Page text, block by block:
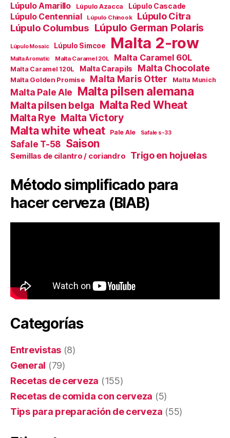
Lúpulo Amarillo Lúpulo Azacca Lúpulo Cascade
Lúpulo Centennial Lúpulo Chinook Lúpulo Citra
Lúpulo Columbus Lúpulo German Polaris
Lúpulo Mosaic Lúpulo Simcoe Malta 2-row
Malta Aromatic Malta Caramel 20L Malta Caramel 60L
Malta Caramel 120L Malta Carapils Malta Chocolate
Malta Golden Promise Malta Maris Otter Malta Munich
Malta Pale Ale Malta pilsen alemana
Malta pilsen belga Malta Red Wheat
Malta Rye Malta Victory
Malta white wheat Pale Ale Safale s-33
Safale T-58 Saison
Semillas de cilantro / coriandro Trigo en hojuelas
Método simplificado para
hacer cerveza (BIAB)
Categorías
Entrevistas (8)
General (79)
Recetas de cerveza (155)
Recetas de comida con cerveza (5)
Tips para preparación de cerveza (55)